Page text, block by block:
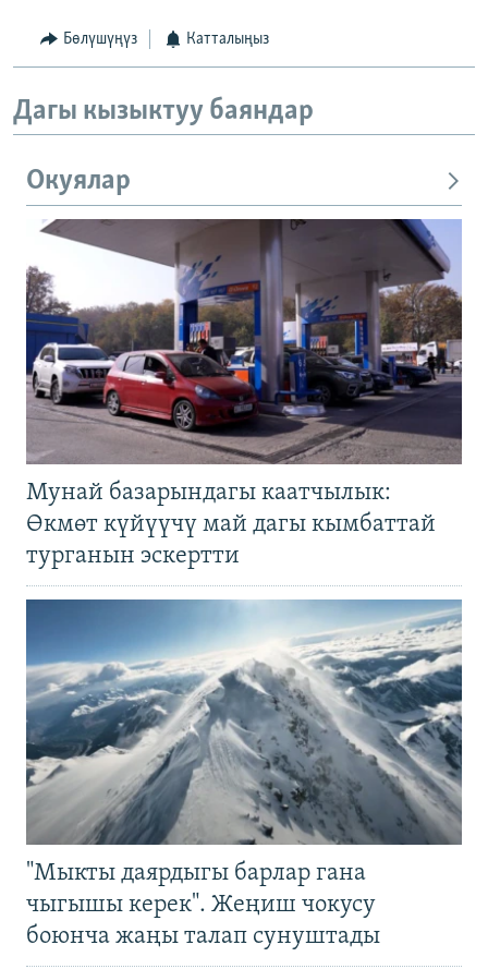
Бөлүшүңүз Катталыңыз
Дагы кызыктуу баяндар
Окуялар
Мунай базарындагы каатчылык:
Өкмөт күйүүчү май дагы кымбаттай
турганын эскертти
"Мыкты даярдыгы барлар гана
чыгышы керек". Жеңиш чокусу
боюнча жаңы талап сунуштады